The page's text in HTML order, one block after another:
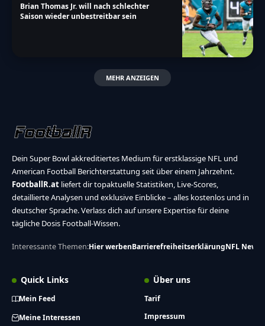
Brian Thomas Jr. will nach schlechter
Saison wieder unbestreitbar sein
MEHR ANZEIGEN
Dein Super Bowl akkreditiertes Medium für erstklassige NFL und
American Football Berichterstattung seit über einem Jahrzehnt.
FootballR.at liefert dir topaktuelle Statistiken, Live-Scores,
detaillierte Analysen und exklusive Einblicke – alles kostenlos und in
deutscher Sprache. Verlass dich auf unsere Expertise für deine
tägliche Dosis Football-Wissen.
Interessante Themen:Hier werbenBarrierefreiheitserklärungNFL News
Quick Links
Mein Feed
Meine Interessen
Über uns
Tarif
Impressum